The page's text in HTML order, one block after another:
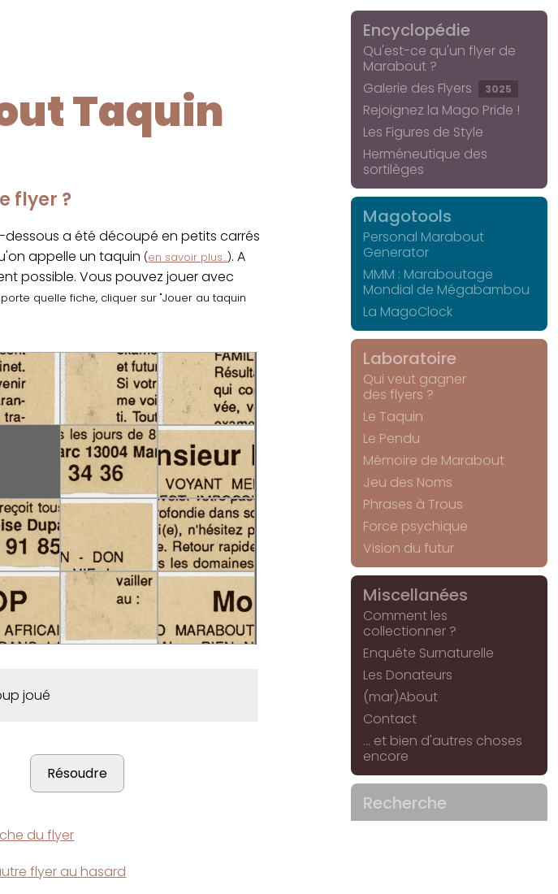
Taquin
flyer ?
a été découpé en petits carrés
appelle un taquin (en savoir plus...). A
possible. Vous pouvez jouer avec
quelle fiche, cliquer sur "Jouer au taquin
joué
du flyer
flyer au hasard
Encyclopédie
Qu'est-ce qu'un flyer de
Marabout ?
Galerie des Flyers
3025
Rejoignez la Mago Pride !
Les Figures de Style
Herméneutique des
sortilèges
Magotools
Personal Marabout
Generator
MMM : Maraboutage
Mondial de Mégabambou
La MagoClock
Laboratoire
Qui veut gagner
des flyers ?
Le Taquin
Le Pendu
Mémoire de Marabout
Jeu des Noms
Phrases à Trous
Force psychique
Vision du futur
Miscellanées
Comment les
collectionner ?
Enquête Surnaturelle
Les Donateurs
(mar)About
Contact
... et bien d'autres choses
encore
Recherche